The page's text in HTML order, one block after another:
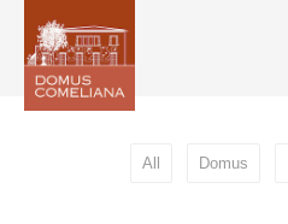
All Domus